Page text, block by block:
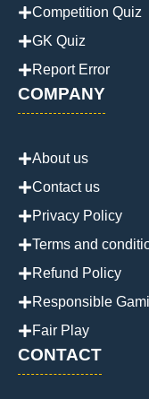
Competition Quiz
GK Quiz
Report Error
COMPANY
About us
Contact us
Privacy Policy
Terms and
Refund Policy
Responsible
Fair Play
CONTACT